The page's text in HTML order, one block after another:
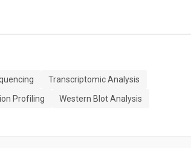
Transcriptomic Analysis
Profiling
Western Blot Analysis